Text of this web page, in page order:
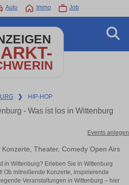
Auto Immo Job
❯ HIP-HOP
- Was ist los in Wittenburg
Events anlegen
Theater, Comedy Open Airs
in Wittenburg? Erleben Sie in Wittenburg
Ob mitreißende Konzerte, inspirierende
Veranstaltungen in Wittenburg – hier